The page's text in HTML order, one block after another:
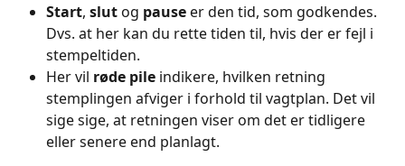
Start, slut og pause er den tid, som godkendes.
Dvs. at her kan du rette tiden til, hvis der er fejl i
stempeltiden.
Her vil røde pile indikere, hvilken retning
stemplingen afviger i forhold til vagtplan. Det vil
sige sige, at retningen viser om det er tidligere
eller senere end planlagt.